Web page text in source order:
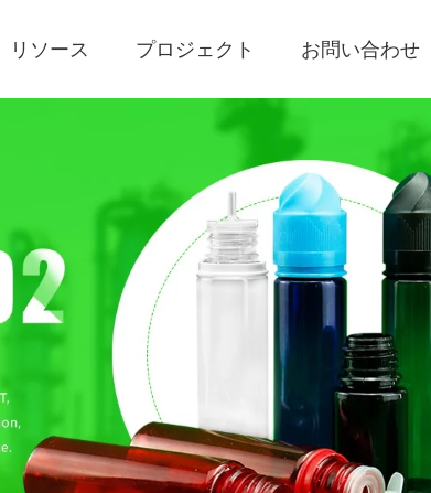
リソース プロジェクト お問い合わせ